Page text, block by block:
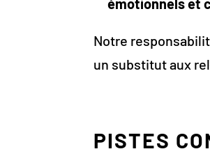
émotionnels et
Notre
un substitut aux
PISTES